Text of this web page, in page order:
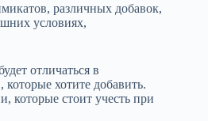
различных добавок,
условиях,
отличаться в
хотите добавить.
которые стоит учесть при